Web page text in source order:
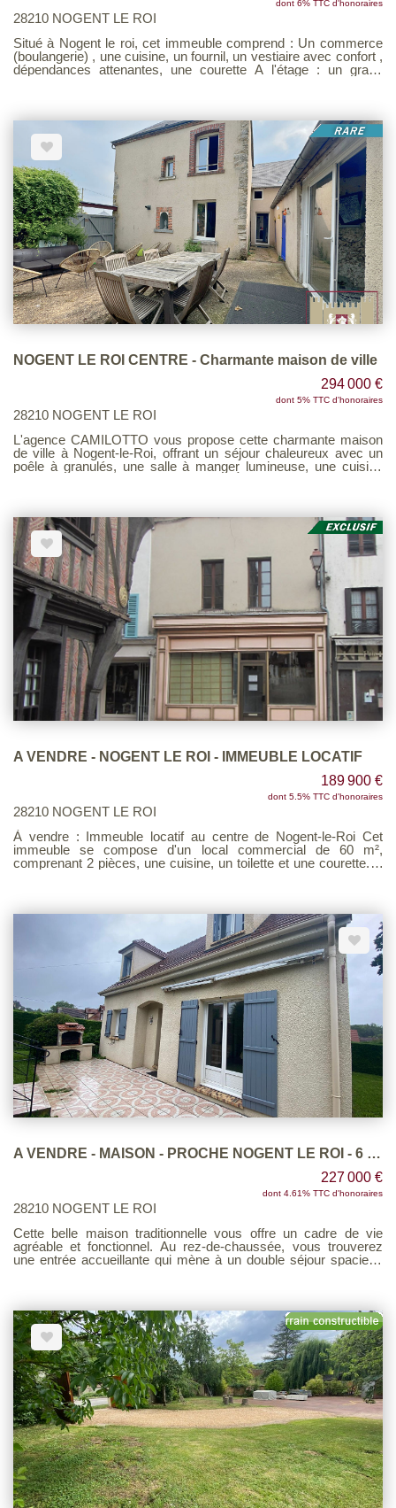
dont 6% TTC d'honoraires
28210 NOGENT LE ROI
Situé à Nogent le roi, cet immeuble comprend : Un commerce
(boulangerie) , une cuisine, un fournil, un vestiaire avec confort ,
dépendances attenantes, une courette A l'étage : un grand
tout loué pour un loyer mensuel de 1 712 €). L'appartement est
d'une surface de 128 m² La surface total de l'immeuble
appartement et commerce est de 354 m²
NOGENT LE ROI CENTRE - Charmante maison de ville
294 000 €
dont 5% TTC d'honoraires
28210 NOGENT LE ROI
L'agence CAMILOTTO vous propose cette charmante maison
de ville à Nogent-le-Roi, offrant un séjour chaleureux avec un
poêle à granulés, une salle à manger lumineuse, une cuisine
la ville ! Une pièce indépendante avec mezzanine, ainsi qu'une
cave, une buanderie et un atelier complètent ce bien. Parfait
pour ceux qui recherchent confort et espace dans un cadre
paisible en centre ville.
A VENDRE - NOGENT LE ROI - IMMEUBLE LOCATIF
189 900 €
dont 5.5% TTC d'honoraires
28210 NOGENT LE ROI
À vendre : Immeuble locatif au centre de Nogent-le-Roi Cet
immeuble se compose d'un local commercial de 60 m²,
comprenant 2 pièces, une cuisine, un toilette et une courette. À
aménageable, offrant un potentiel supplémentaire. Loyer total :
d'informations ou pour organiser une visite !
A VENDRE - MAISON - PROCHE NOGENT LE ROI - 6 PIECES
227 000 €
dont 4.61% TTC d'honoraires
28210 NOGENT LE ROI
Cette belle maison traditionnelle vous offre un cadre de vie
agréable et fonctionnel. Au rez-de-chaussée, vous trouverez
une entrée accueillante qui mène à un double séjour spacieux
comprend également une chambre confortable et un WC
séparé. À l'étage, un palier dessert trois chambres lumineuses,
offrant ainsi un espace privé pour toute la famille. Vous y
découvrirez également une salle de bains bien agencée et un
autre WC. Le sous-sol total abrite un coin buanderie pratique et
un garage pouvant accueillir deux voitures, vous offrant ainsi
tout l'espace nécessaire pour votre rangement. À l'extérieur, la
terrasse carrelée est parfaite pour vos repas en plein air, et le
barbecue vous permettra de profiter des journées ensoleillées.
Le terrain clos de 741 m² vous garantit tranquillité et intimité. Les
fenêtres en PVC double vitrage assurent un bon confort
thermique. De plus, vous serez ravi d'apprendre que les écoles
et les commerces sont accessibles à pied, rendant cette
maison idéale pour un cadre de vie paisible et pratique. Une
visite s'impose pour découvrir tout le potentiel de ce bien !